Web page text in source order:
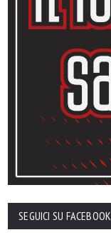
SEGUICI SU FACEBOOK